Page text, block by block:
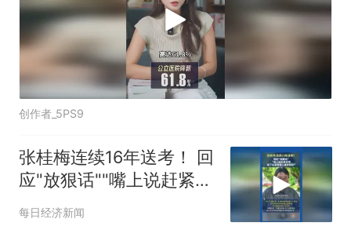
创作者_5PS9
张桂梅连续16年送考！ 回
应"放狠话""嘴上说赶紧走
吧，走了以后觉得心里空
每日经济新闻